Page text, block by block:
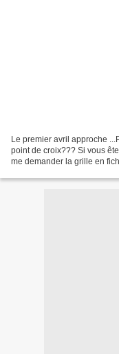
Le premier avril approche
point de croix??? Si vous
me demander la grille en